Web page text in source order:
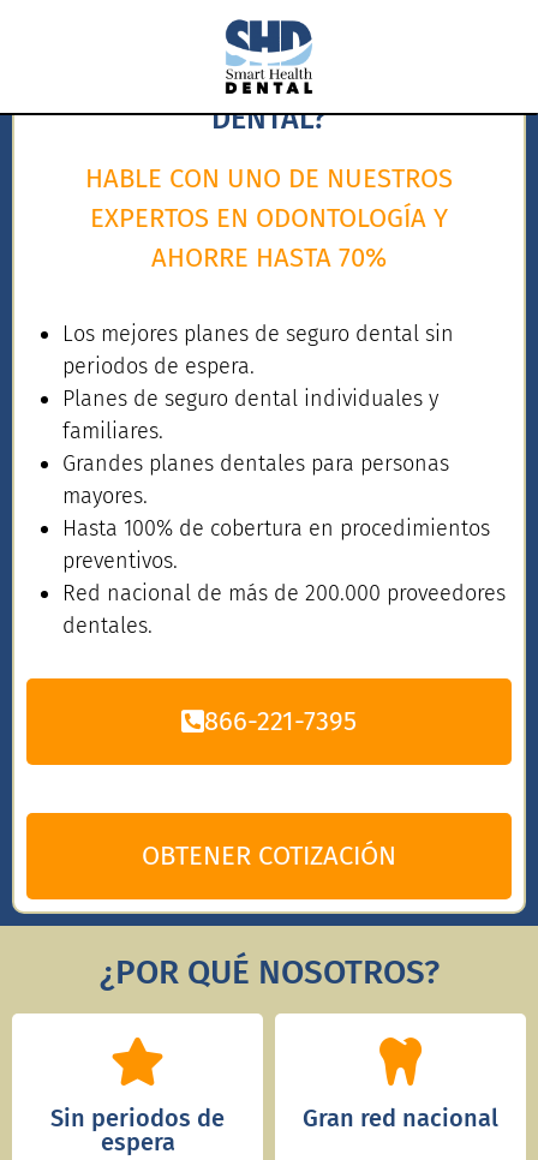
¿BUSCA UN PLAN DE SEGURO
DENTAL?
HABLE CON UNO DE NUESTROS
EXPERTOS EN ODONTOLOGÍA Y
AHORRE HASTA 70%
Los mejores planes de seguro dental sin
periodos de espera.
Planes de seguro dental individuales y
familiares.
Grandes planes dentales para personas
mayores.
Hasta 100% de cobertura en procedimientos
preventivos.
Red nacional de más de 200.000 proveedores
dentales.
866-221-7395
OBTENER COTIZACIÓN
¿POR QUÉ NOSOTROS?
Sin periodos de
espera
Gran red nacional